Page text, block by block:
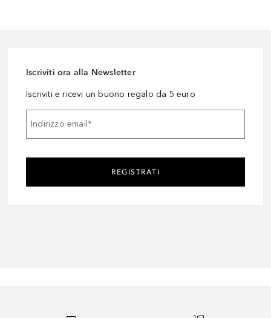
Iscriviti ora alla Newsletter
Iscriviti e ricevi un buono regalo da 5 euro
Indirizzo email*
REGISTRATI